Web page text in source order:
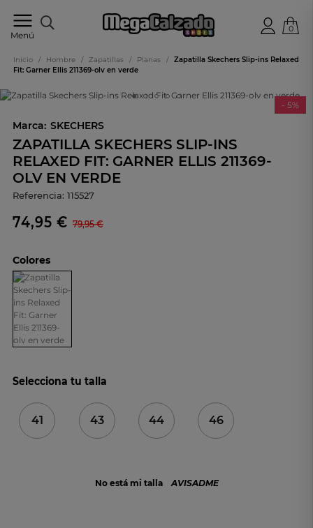
Menú
online
0
Inicio / Hombre / Zapatillas / Planas /
Zapatilla Skechers Slip-ins Relaxed
Fit: Garner Ellis 211369-olv en verde
- 5%
Marca: SKECHERS
ZAPATILLA SKECHERS SLIP-INS
RELAXED FIT: GARNER ELLIS 211369-
OLV EN VERDE
Referencia: 115527
74,95 € 79,95 €
Colores
Selecciona tu talla
41 43 44 46
No está mi talla AVISADME